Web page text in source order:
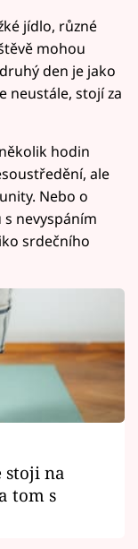
jídlo, různé
mohou
den je jako
neustále, stojí za
hodin
ale
Nebo o
nevyspáním
srdečního
stoji na
tom s